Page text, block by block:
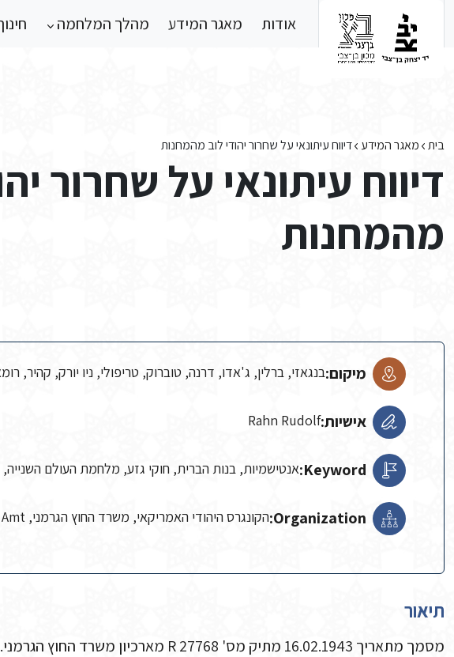
אודות מאגר המידע מהלך המלחמה
בית מאגר המידע דיווח עיתונאי על שחרור יהודי לוב מהמחנות
דיווח עיתונאי על שחרור
מהמחנות
מיקום:בנגאזי, ברלין, ג'אדו, דרנה, טוברוק, טריפולי, ניו יורק, קהיר,
אישיות:Rahn Rudolf
Keyword: אנטישמיות, בנות הברית, חוקי גזע, מלחמת העולם
Organization: הקונגרס היהודי האמריקאי, משרד החוץ הגרמני, Auswärtiges Amt
תיאור
מסמך מתאריך 16.02.1943 מתיק מס' R 27768 מארכיון משרד החוץ הגרמני.